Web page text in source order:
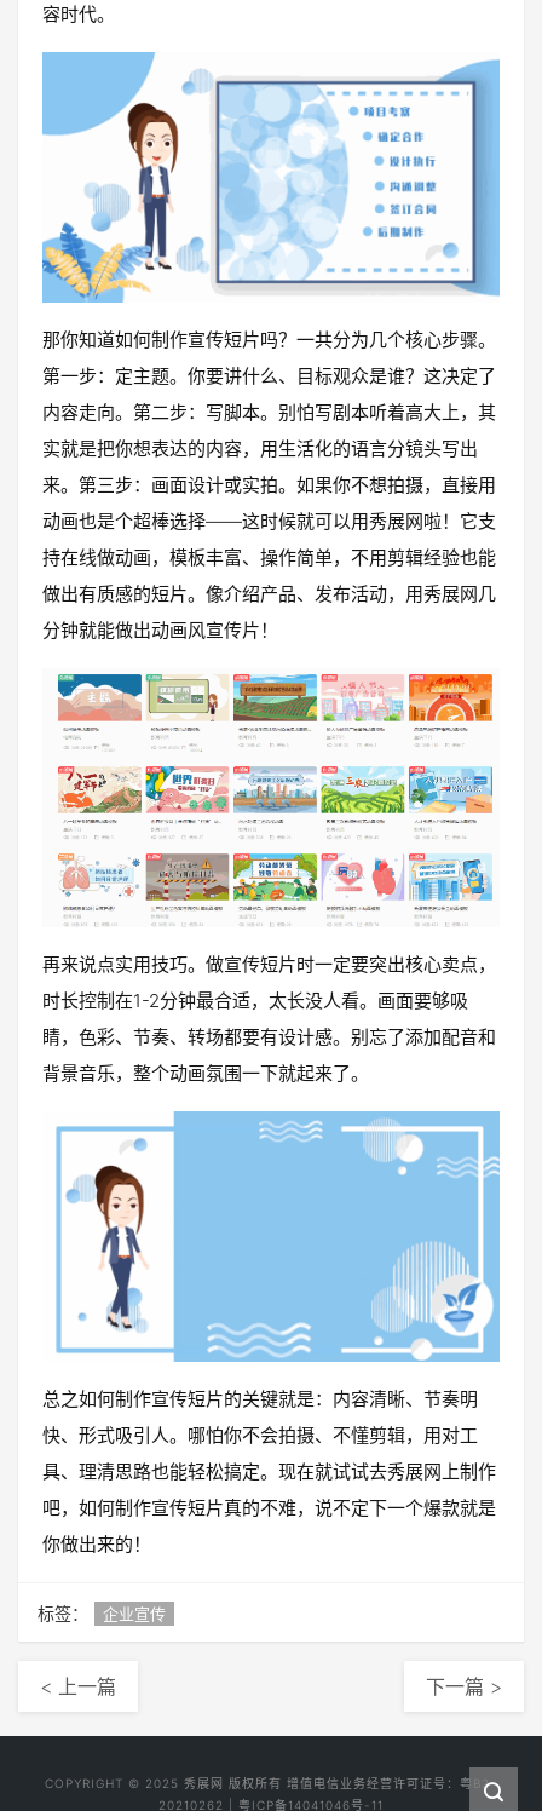
容时代。
那你知道如何制作宣传短片吗？一共分为几个核心步骤。
第一步：定主题。你要讲什么、目标观众是谁？这决定了
内容走向。第二步：写脚本。别怕写剧本听着高大上，其
实就是把你想表达的内容，用生活化的语言分镜头写出
来。第三步：画面设计或实拍。如果你不想拍摄，直接用
动画也是个超棒选择——这时候就可以用秀展网啦！它支
持在线做动画，模板丰富、操作简单，不用剪辑经验也能
做出有质感的短片。像介绍产品、发布活动，用秀展网几
分钟就能做出动画风宣传片！
再来说点实用技巧。做宣传短片时一定要突出核心卖点，
时长控制在1-2分钟最合适，太长没人看。画面要够吸
睛，色彩、节奏、转场都要有设计感。别忘了添加配音和
背景音乐，整个动画氛围一下就起来了。
总之如何制作宣传短片的关键就是：内容清晰、节奏明
快、形式吸引人。哪怕你不会拍摄、不懂剪辑，用对工
具、理清思路也能轻松搞定。现在就试试去秀展网上制作
吧，如何制作宣传短片真的不难，说不定下一个爆款就是
你做出来的！
标签： 企业宣传
< 上一篇 下一篇 >
COPYRIGHT © 2025 秀展网 版权所有 增值电信业务经营许可证号： 粤B2-
20210262
粤ICP备14041046号-11